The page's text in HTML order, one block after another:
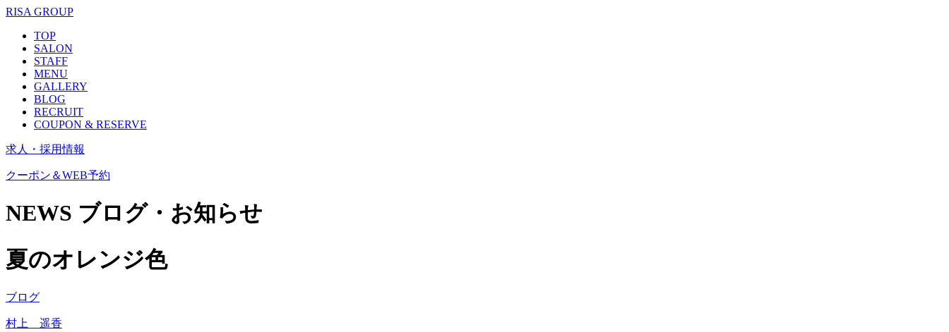
RISA GROUP
TOP
SALON
STAFF
MENU
GALLERY
BLOG
RECRUIT
COUPON & RESERVE
求人・採用情報
クーポン＆WEB予約
NEWS ブログ・お知らせ
夏のオレンジ色
ブログ
村上 遥香